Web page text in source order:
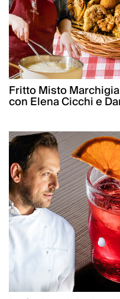
Fritto Misto
con Elena Cicchi e